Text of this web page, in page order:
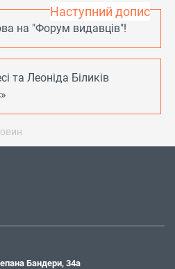
Наступний допис
на "Форум видавців"!
та Леоніда Біликів
Бандери, 34а